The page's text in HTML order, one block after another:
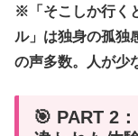
※「そこしか行く
ル」は独身の孤独
の声多数。人が少
🎯 PART 2